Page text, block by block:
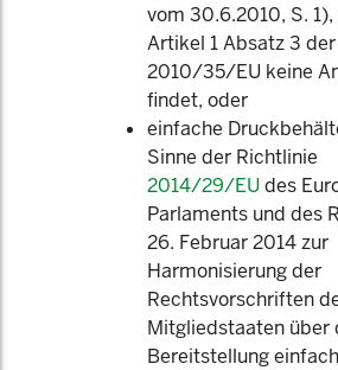
vom 30.6.2010, S.
Artikel 1 Absatz 3
2010/35/EU keine
findet, oder
einfache
Sinne der Richtlinie
2014/29/EUdes
Parlaments und des
26. Februar 2014 zur
Harmonisierung der
Rechtsvorschriften
Mitgliedstaaten über
Bereitstellung